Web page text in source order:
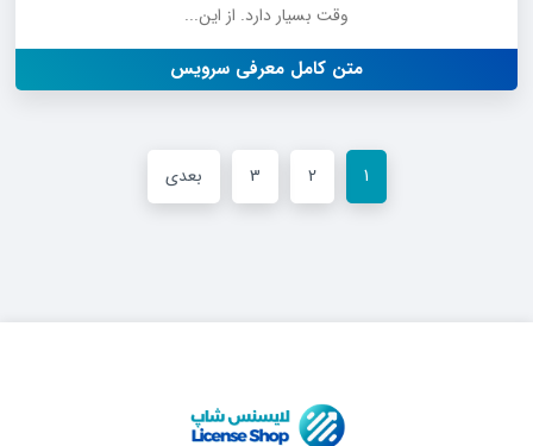
وقت بسیار دارد. از این...
متن کامل معرفی سرویس
1
2
3 بعدی